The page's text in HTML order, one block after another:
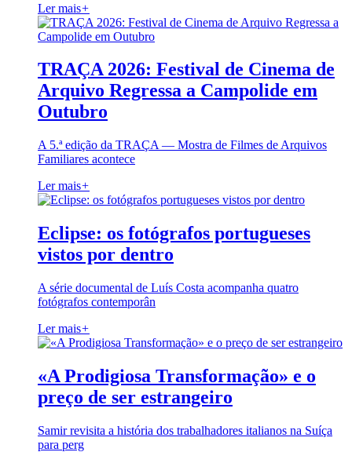
Ler mais+
TRAÇA 2026: Festival de Cinema de
Arquivo Regressa a Campolide em
Outubro
A 5.ª edição da TRAÇA — Mostra de Filmes de Arquivos
Familiares acontece
Ler mais+
Eclipse: os fotógrafos portugueses
vistos por dentro
A série documental de Luís Costa acompanha quatro
fotógrafos contemporân
Ler mais+
«A Prodigiosa Transformação» e o
preço de ser estrangeiro
Samir revisita a história dos trabalhadores italianos na Suíça
para perg